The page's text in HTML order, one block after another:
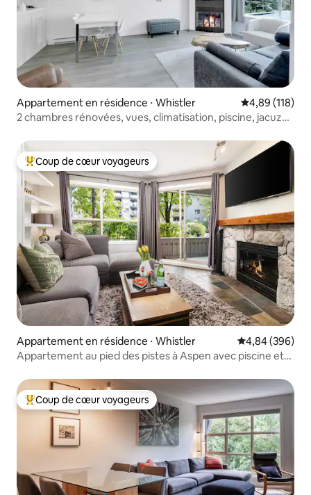
Appartement en résidence ⋅ Whistler Évaluation
4,89 (118)
2 chambres rénovées, vues, climatisation, piscine, jacuzzi,
Coups de cœur voyageurs les plus appréciés
Coup de cœur voyageurs
Appartement en résidence ⋅ Whistler Évaluation
4,84 (396)
Appartement au pied des pistes à Aspen avec piscine et
Coups de cœur voyageurs les plus appréciés
Coup de cœur voyageurs